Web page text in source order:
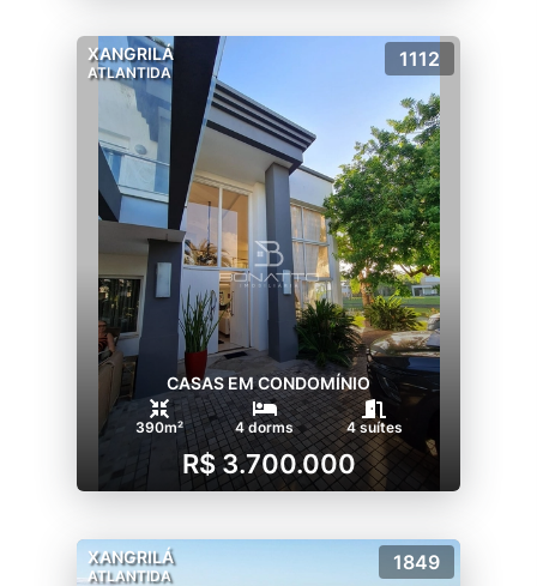
XANGRILÁ
ATLANTIDA
1112
CASAS EM CONDOMÍNIO
390m² 4 dorms 4 suítes
R$ 3.700.000
XANGRILÁ
ATLANTIDA
1849